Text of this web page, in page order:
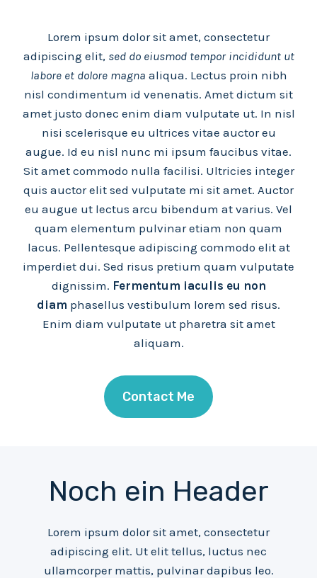
Lorem ipsum dolor sit amet, consectetur
adipiscing elit, sed do eiusmod tempor incididunt ut
labore et dolore magna aliqua. Lectus proin nibh
nisl condimentum id venenatis. Amet dictum sit
amet justo donec enim diam vulputate ut. In nisl
nisi scelerisque eu ultrices vitae auctor eu
augue. Id eu nisl nunc mi ipsum faucibus vitae.
Sit amet commodo nulla facilisi. Ultricies integer
quis auctor elit sed vulputate mi sit amet. Auctor
eu augue ut lectus arcu bibendum at varius. Vel
quam elementum pulvinar etiam non quam
lacus. Pellentesque adipiscing commodo elit at
imperdiet dui. Sed risus pretium quam vulputate
dignissim. Fermentum iaculis eu non
diam phasellus vestibulum lorem sed risus.
Enim diam vulputate ut pharetra sit amet
aliquam.
Contact Me
Noch ein Header
Lorem ipsum dolor sit amet, consectetur
adipiscing elit. Ut elit tellus, luctus nec
ullamcorper mattis, pulvinar dapibus leo.